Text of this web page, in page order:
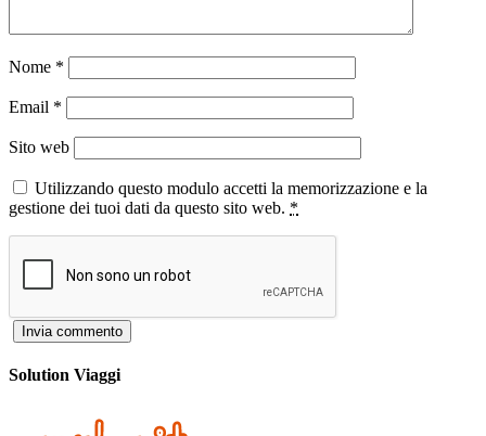
Nome *
Email *
Sito web
Utilizzando questo modulo accetti la memorizzazione e la
gestione dei tuoi dati da questo sito web. *
Solution Viaggi